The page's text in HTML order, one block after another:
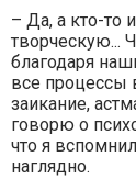
– Да, а кто-то
творческую...
благодаря
все процессы
заикание,
говорю о
что я
наглядно.